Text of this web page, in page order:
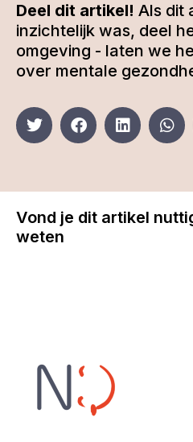
Deel dit artikel! Als dit
inzichtelijk was, deel
omgeving - laten we
over mentale
Vond je dit artikel
weten